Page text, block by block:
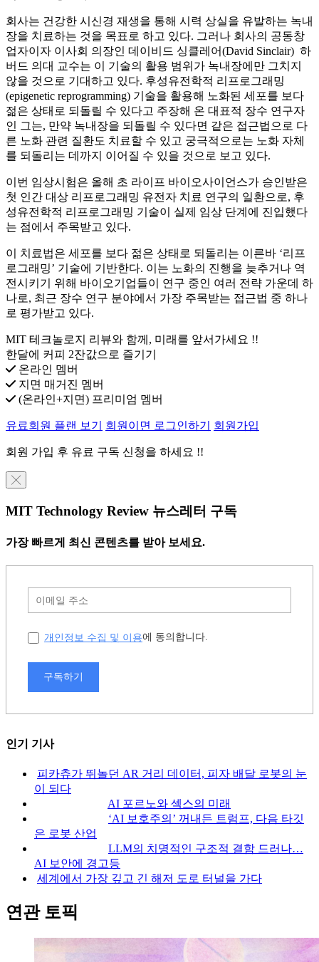
회사는 건강한 시신경 재생을 통해 시력 상실을 유발하는 녹내
장을 치료하는 것을 목표로 하고 있다. 그러나 회사의 공동창
업자이자 이사회 의장인 데이비드 싱클레어(David Sinclair) 하
버드 의대 교수는 이 기술의 활용 범위가 녹내장에만 그치지
않을 것으로 기대하고 있다. 후성유전학적 리프로그래밍
(epigenetic reprogramming) 기술을 활용해 노화된 세포를 보다
젊은 상태로 되돌릴 수 있다고 주장해 온 대표적 장수 연구자
인 그는, 만약 녹내장을 되돌릴 수 있다면 같은 접근법으로 다
른 노화 관련 질환도 치료할 수 있고 궁극적으로는 노화 자체
를 되돌리는 데까지 이어질 수 있을 것으로 보고 있다.
이번 임상시험은 올해 초 라이프 바이오사이언스가 승인받은
첫 인간 대상 리프로그래밍 유전자 치료 연구의 일환으로, 후
성유전학적 리프로그래밍 기술이 실제 임상 단계에 진입했다
는 점에서 주목받고 있다.
이 치료법은 세포를 보다 젊은 상태로 되돌리는 이른바 ‘리프
로그래밍’ 기술에 기반한다. 이는 노화의 진행을 늦추거나 역
전시키기 위해 바이오기업들이 연구 중인 여러 전략 가운데 하
나로, 최근 장수 연구 분야에서 가장 주목받는 접근법 중 하나
로 평가받고 있다.
MIT 테크놀로지 리뷰와 함께, 미래를 앞서가세요 !!
한달에 커피 2잔값으로 즐기기
온라인 멤버
지면 매거진 멤버
(온라인+지면) 프리미엄 멤버
유료회원 플랜 보기 회원이면 로그인하기 회원가입
회원 가입 후 유료 구독 신청을 하세요 !!
╳
MIT Technology Review 뉴스레터 구독
가장 빠르게 최신 콘텐츠를 받아 보세요.
개인정보 수집 및 이용에 동의합니다.
구독하기
인기 기사
피카츄가 뛰놀던 AR 거리 데이터, 피자 배달 로봇의 눈
이 되다
AI 포르노와 섹스의 미래
‘AI 보호주의’ 꺼내든 트럼프, 다음 타깃
은 로봇 산업
LLM의 치명적인 구조적 결함 드러나…
AI 보안에 경고등
세계에서 가장 깊고 긴 해저 도로 터널을 가다
연관 토픽